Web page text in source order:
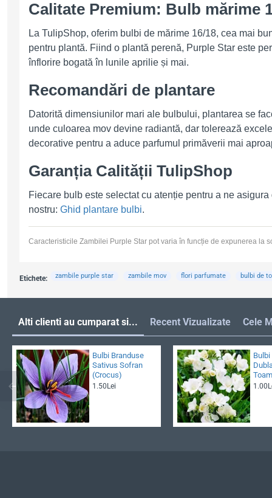
Calitate Premium: Bulb mărime
La TulipShop, oferim bulbi de mărime 16/18, cea mai
pentru plantă. Fiind o plantă perenă, Purple Star este
înflorire bogată în lunile aprilie și mai.
Recomandări de plantare
Datorită dimensiunilor mari ale bulbului, plantarea se
unde culoarea mov devine radiantă, dar tolerează
decorative pentru a aduce parfumul primăverii mai
Garanția Calității TulipShop
Fiecare bulb este selectat cu atenție pentru a ne
nostru: Ghid plantare bulbi.
Caracteristicile Zambilei Purple Star pot varia în funcție de expunerea
Etichete: zambile purple star zambile mov flori parfumate bulbi de
Alti clienti au cumparat si... Recent Vizualizate Cele
Bulbi Branduse
Sativus Sofran
(Crocus)
1.50Lei
Bulbi